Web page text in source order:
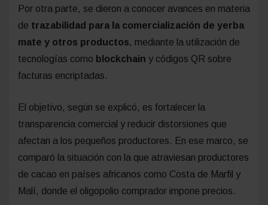
Por otra parte, se dieron a conocer avances en materia
de trazabilidad para la comercialización de yerba
mate y otros productos, mediante la utilización de
tecnologías como blockchain y códigos QR sobre
facturas encriptadas.
El objetivo, según se explicó, es fortalecer la
transparencia comercial y reducir distorsiones que
afectan a los pequeños productores. En ese marco, se
comparó la situación con la que atraviesan productores
de cacao en países africanos como Costa de Marfil y
Malí, donde el oligopolio comprador impone precios.